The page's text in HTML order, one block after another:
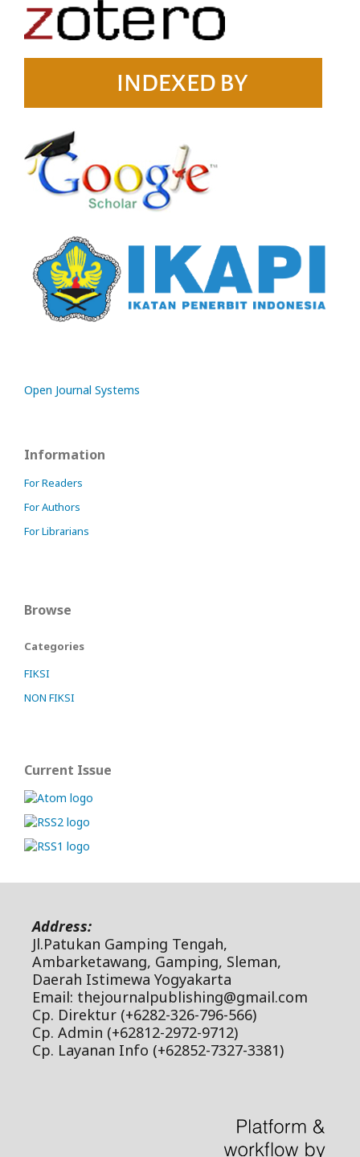
Open Journal Systems
Information
For Readers
For Authors
For Librarians
Browse
Categories
FIKSI
NON FIKSI
Current Issue
Address:
Jl.Patukan Gamping Tengah,
Ambarketawang, Gamping, Sleman,
Daerah Istimewa Yogyakarta
Email: thejournalpublishing@gmail.com
Cp. Direktur (+6282-326-796-566)
Cp. Admin (+62812-2972-9712)
Cp. Layanan Info (+62852-7327-3381)